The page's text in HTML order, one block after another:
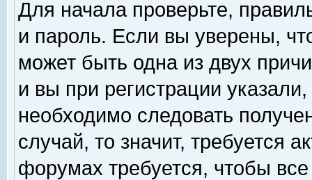
Для начала проверьте,
и пароль. Если вы уверены,
может быть одна из двух
и вы при регистрации
необходимо следовать
случай, то значит, требуется
форумах требуется, чтобы